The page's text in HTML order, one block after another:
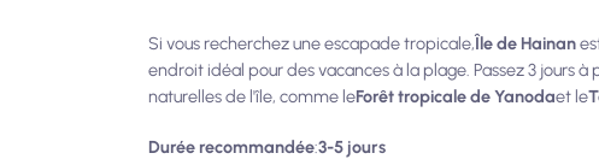
Si vous recherchez une escapade tropicale,Île de Hainan
endroit idéal pour des vacances à la plage. Passez 3 jours
naturelles de l'île, comme leForêt tropicale de Yanodaet le
Durée recommandée:3-5 jours